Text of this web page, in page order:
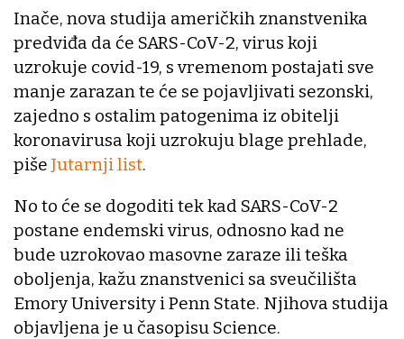
Inače, nova studija američkih znanstvenika
predviđa da će SARS-CoV-2, virus koji
uzrokuje covid-19, s vremenom postajati sve
manje zarazan te će se pojavljivati sezonski,
zajedno s ostalim patogenima iz obitelji
koronavirusa koji uzrokuju blage prehlade,
piše Jutarnji list.
No to će se dogoditi tek kad SARS-CoV-2
postane endemski virus, odnosno kad ne
bude uzrokovao masovne zaraze ili teška
oboljenja, kažu znanstvenici sa sveučilišta
Emory University i Penn State. Njihova studija
objavljena je u časopisu Science.